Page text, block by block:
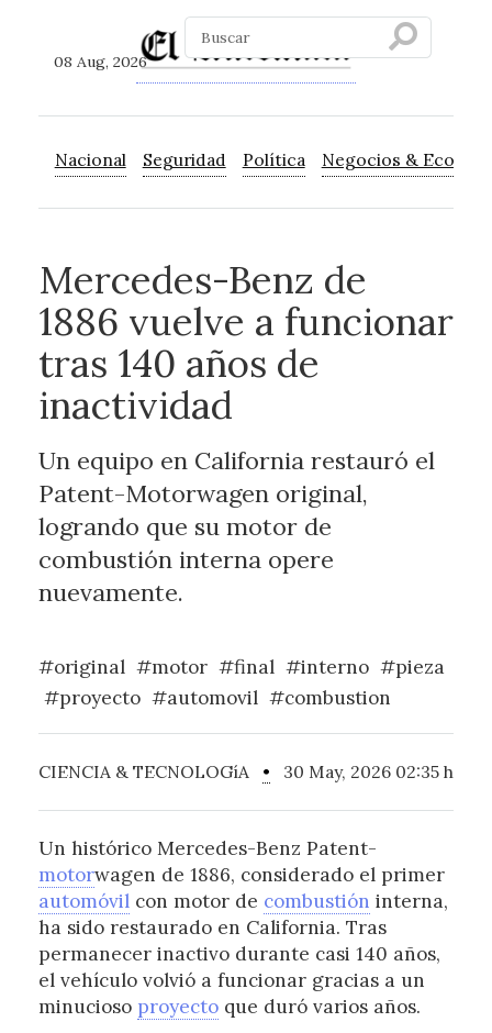
08 Aug, 2026
Nacional Seguridad Política Negocios &
Mercedes-Benz de
1886 vuelve a funcionar
tras 140 años de
inactividad
Un equipo en California restauró el
Patent-Motorwagen original,
logrando que su motor de
combustión interna opere
nuevamente.
#original #motor #final #interno #pieza
#proyecto #automovil #combustion
CIENCIA & TECNOLOGíA • 30 May, 2026 02:35 h
Un histórico Mercedes-Benz Patent-
motorwagen de 1886, considerado el primer
automóvilcon motor de combustión interna,
ha sido restaurado en California. Tras
permanecer inactivo durante casi 140 años,
el vehículo volvió a funcionar gracias a un
minucioso proyectoque duró varios años.